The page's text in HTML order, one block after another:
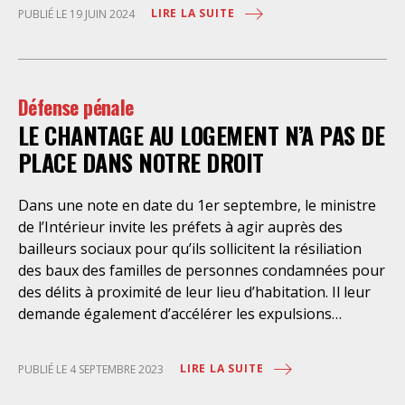
d’exercer un recours contre la décision administrative
est en outre manifestement incompatible avec
place les avocats titulaires dans une situation de
conflit d’intérêt évidente. Selon le juge des
PUBLIÉ LE 19 JUIN 2024 LIRE LA SUITE
Défense pénale
LE CHANTAGE AU LOGEMENT N’A PAS DE
PLACE DANS NOTRE DROIT
Dans une note en date du 1er septembre, le ministre
de l’Intérieur invite les préfets à agir auprès des
bailleurs sociaux pour qu’ils sollicitent la résiliation
des baux des familles de personnes condamnées pour
des délits à proximité de leur lieu d’habitation. Il leur
demande également d’accélérer les expulsions
incertaine juridiquement, qu’elle est humainement
PUBLIÉ LE 4 SEPTEMBRE 2023 LIRE LA SUITE